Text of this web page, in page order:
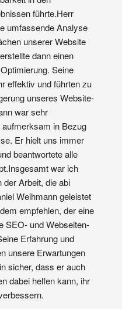
führte.Herr
umfassende Analyse
unserer Website
dann einen
Seine
effektiv und führten zu
unseres Website-
war sehr
in Bezug
Er hielt uns immer
beantwortete alle
war ich
Arbeit, die abi
Weihmann geleistet
empfehlen, der eine
SEO- und Webseiten-
Erfahrung und
unsere Erwartungen
sicher, dass er auch
dabei helfen kann, ihr